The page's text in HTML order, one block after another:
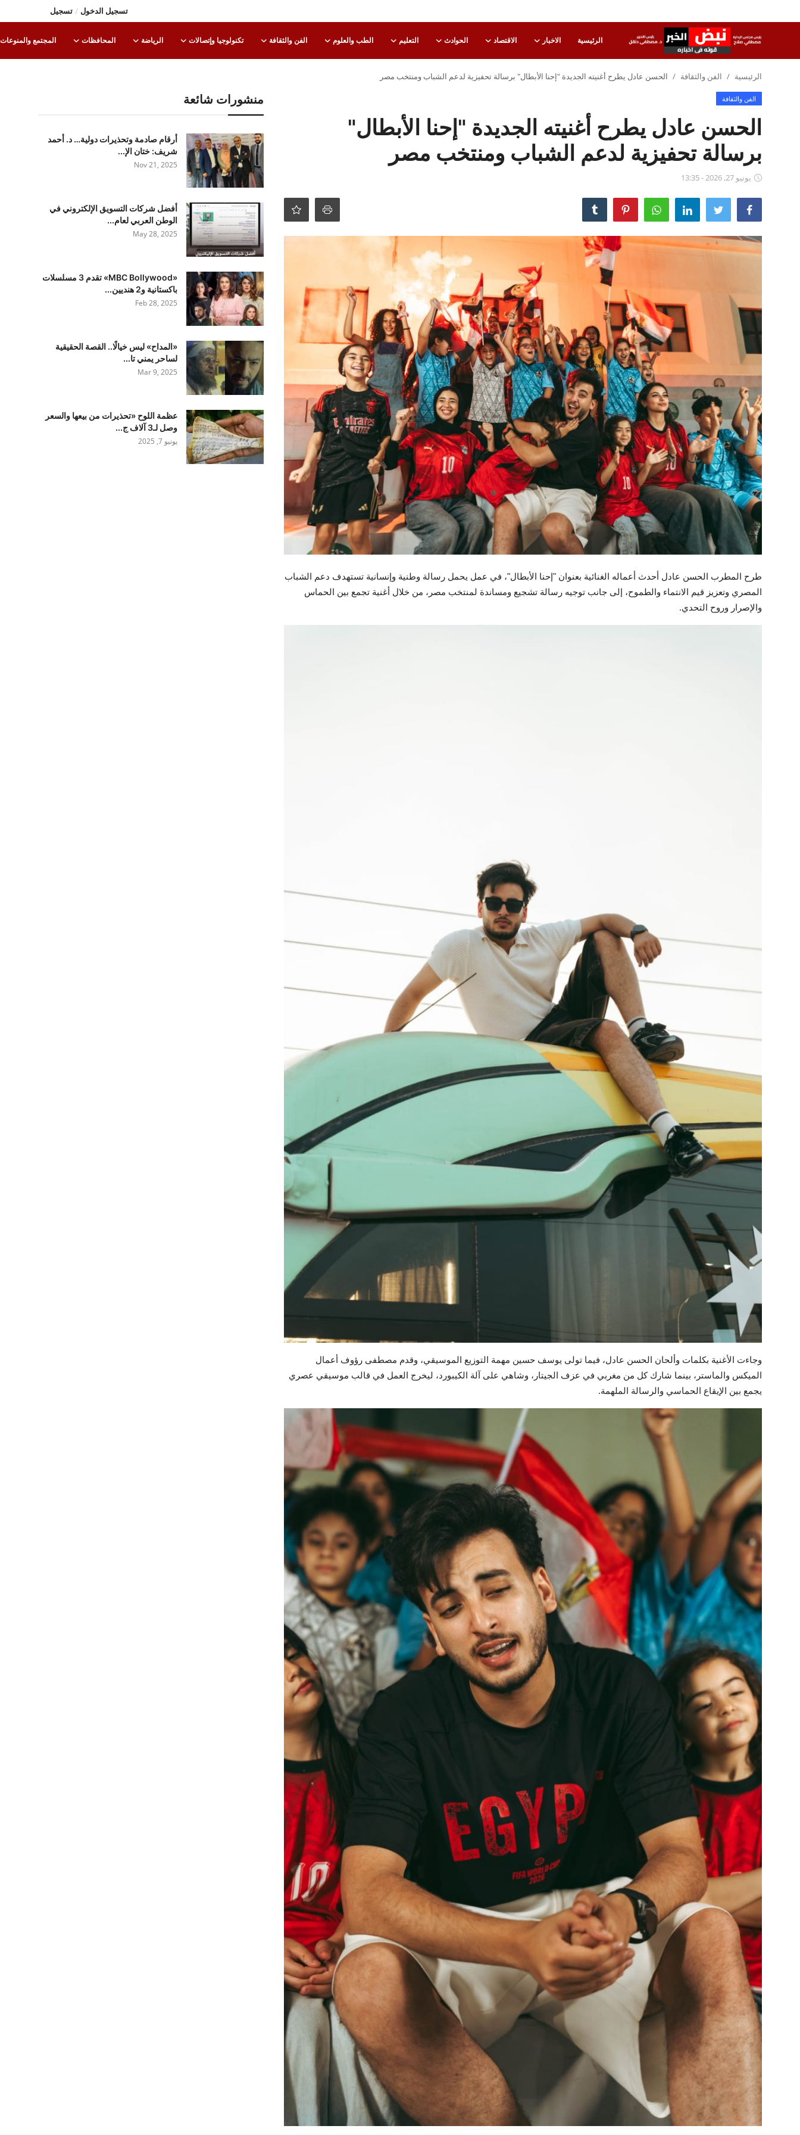
تسجيل الدخول / تسجيل
الرئيسية الاخبار الاقتصاد الحوادث التعليم الطب والعلوم الفن والثقافة تكنولوجيا وإتصالات الرياضة المحافظات المجتمع والمنوعات
الدخول
الاقتصاد
الطب والعلوم
تكنولوجيا وإتصالات
المجتمع والمنوعات
أراء و مقالات
فيديوهات
الرئيسية الفن والثقافة الحسن عادل يطرح أغنيته الجديدة "إحنا الأبطال" برسالة تحفيزية لدعم الشباب ومنتخب مصر
الفن والثقافة
الحسن عادل يطرح أغنيته الجديدة "إحنا الأبطال"
برسالة تحفيزية لدعم الشباب ومنتخب مصر
يونيو 27, 2026 - 13:35
طرح المطرب الحسن عادل أحدث أعماله الغنائية بعنوان "إحنا الأبطال"، في عمل يحمل رسالة وطنية وإنسانية تستهدف دعم الشباب
المصري وتعزيز قيم الانتماء والطموح، إلى جانب توجيه رسالة تشجيع ومساندة لمنتخب مصر، من خلال أغنية تجمع بين الحماس
والإصرار وروح التحدي.
وجاءت الأغنية بكلمات وألحان الحسن عادل، فيما تولى يوسف حسين مهمة التوزيع الموسيقي، وقدم مصطفى رؤوف أعمال
الميكس والماستر، بينما شارك كل من مغربي في عزف الجيتار، وشاهي على آلة الكيبورد، ليخرج العمل في قالب موسيقي عصري
يجمع بين الإيقاع الحماسي والرسالة الملهمة.
منشورات شائعة
أرقام صادمة وتحذيرات دولية… د. أحمد
شريف: ختان الإ...
Nov 21, 2025
أفضل شركات التسويق الإلكتروني في
الوطن العربي لعام...
May 28, 2025
«MBC Bollywood» تقدم 3 مسلسلات
باكستانية و2 هنديين...
Feb 28, 2025
«المداح» ليس خيالًا.. القصة الحقيقية
لساحر يمني تا...
Mar 9, 2025
عظمة اللوح «تحذيرات من بيعها والسعر
وصل لـ3 آلاف ج...
يونيو 7, 2025